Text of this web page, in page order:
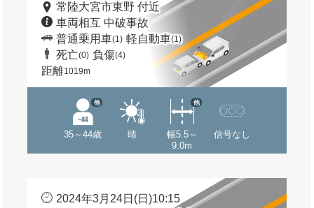
常陸大宮市東野 付近
車両相互 中破事故
普通乗用車(1) 軽自動車(1)
死亡(0) 負傷(4)
距離1019m
35～44歳
他
晴
幅5.5～
9.0m
他
信号なし
2024年3月24日(日)10:15